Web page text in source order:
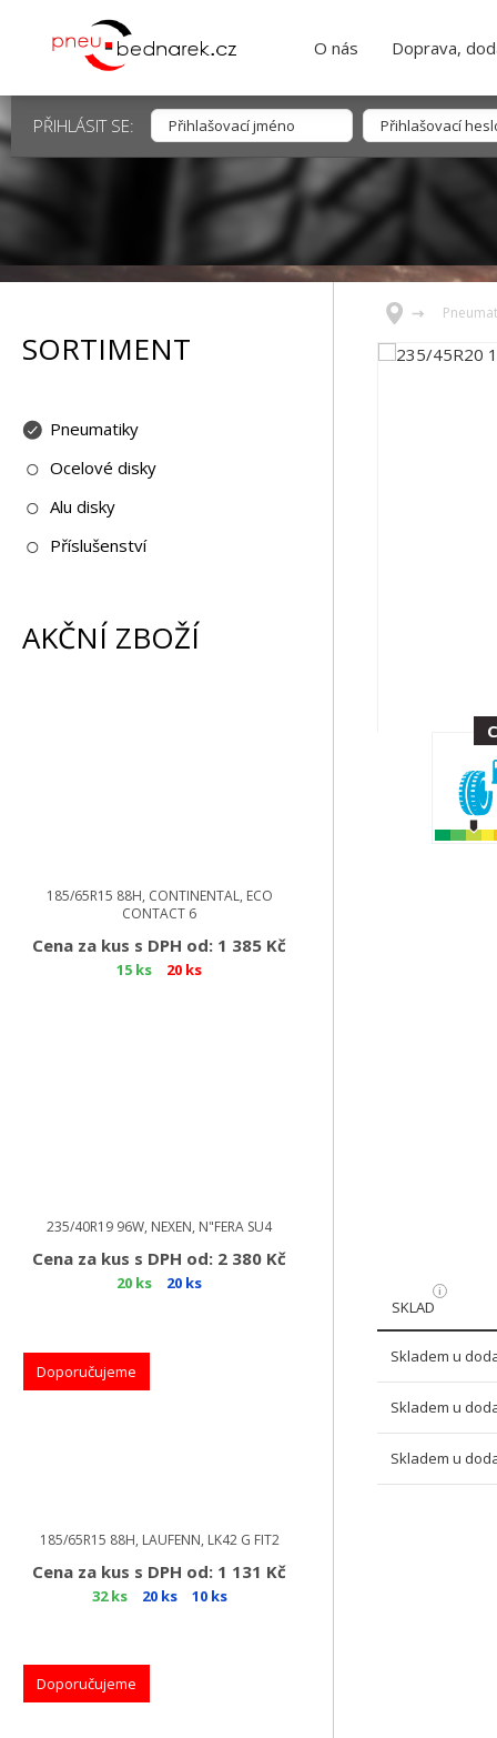
O nás Doprava,
PŘIHLÁSIT SE:
SORTIMENT
Pneumatiky
Ocelové disky
Alu disky
Příslušenství
AKČNÍ ZBOŽÍ
185/65R15 88H, CONTINENTAL, ECO
CONTACT 6
Cena za kus s DPH od: 1 385 Kč
15 ks 20 ks
235/40R19 96W, NEXEN, N"FERA SU4
Cena za kus s DPH od: 2 380 Kč
20 ks 20 ks
Doporučujeme
185/65R15 88H, LAUFENN, LK42 G FIT2
Cena za kus s DPH od: 1 131 Kč
32 ks 20 ks 10 ks
Doporučujeme
C
SKLAD
Skladem u
Skladem u
Skladem u